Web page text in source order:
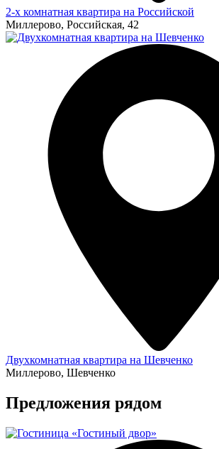
2-х комнатная квартира на Российской
Миллерово, Российская, 42
Двухкомнатная квартира на Шевченко
Миллерово, Шевченко
Предложения рядом